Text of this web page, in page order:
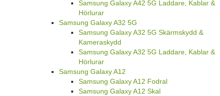
Samsung Galaxy A42 5G Laddare, Kablar &
Hörlurar
Samsung Galaxy A32 5G
Samsung Galaxy A32 5G Skärmskydd &
Kameraskydd
Samsung Galaxy A32 5G Laddare, Kablar &
Hörlurar
Samsung Galaxy A12
Samsung Galaxy A12 Fodral
Samsung Galaxy A12 Skal